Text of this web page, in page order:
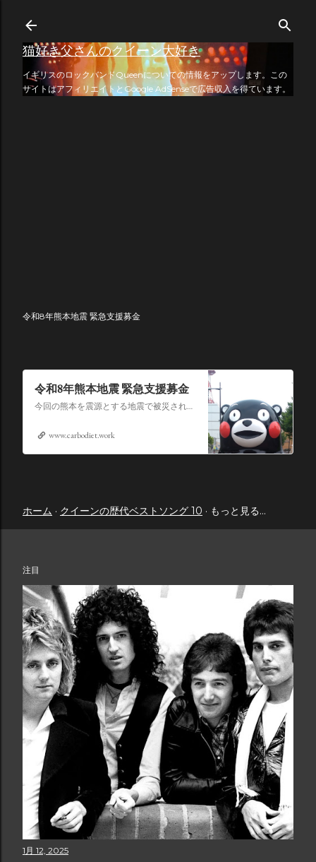
スキップしてメイン コンテンツに移動
猫好き父さんのクイーン大好き
イギリスのロックバンドQueenについての情報をアップします。この
サイトはアフィリエイトとGoogle AdSenseで広告収入を得ています。
令和8年熊本地震 緊急支援募金
令和8年熊本地震 緊急支援募金
今回の熊本を震源とする地震で被災された皆さままだまだ余震も続き大変な時間を過ごされていると思います。心よりお見舞い申し上げます
www.carbodiet.work
ホーム クイーンの歴代ベストソング 10 もっと見る…
注目
1月 12, 2025